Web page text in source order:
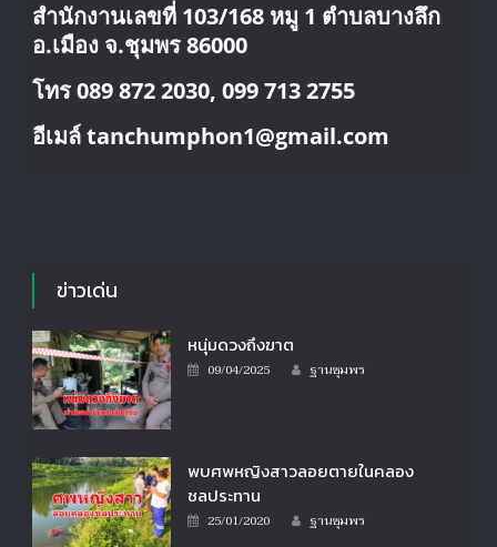
สำนักงานเลขที่ 103/168 หมู 1 ตำบลบางลึก
อ.เมือง จ.ชุมพร 86000
โทร 089 872 2030, 099 713 2755
อีเมล์ tanchumphon1@gmail.com
ข่าวเด่น
หนุ่มดวงถึงฆาต
Posted
09/04/2025 Author
ฐานชุมพร
พบศพหญิงสาวลอยตายในคลอง
ชลประทาน
Posted
25/01/2020 Author
ฐานชุมพร